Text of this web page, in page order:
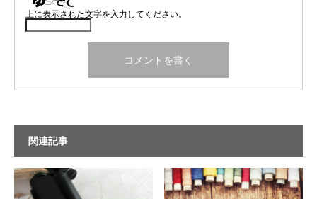
上に表示された文字を入力してください。
関連記事